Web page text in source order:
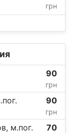
грн
90
грн
90
грн
м.пог. 70